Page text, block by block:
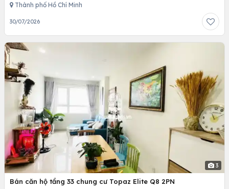
Thành phố Hồ Chí Minh
30/07/2026
3
Bán căn hộ tầng 33 chung cư Topaz Elite Q8 2PN